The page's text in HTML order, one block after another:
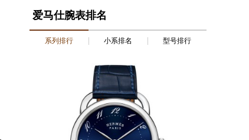
爱马仕腕表排名
系列排行 小系排名 型号排行